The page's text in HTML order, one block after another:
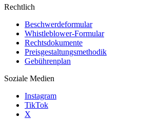
Rechtlich
Beschwerdeformular
Whistleblower-Formular
Rechtsdokumente
Preisgestaltungsmethodik
Gebührenplan
Soziale Medien
Instagram
TikTok
X